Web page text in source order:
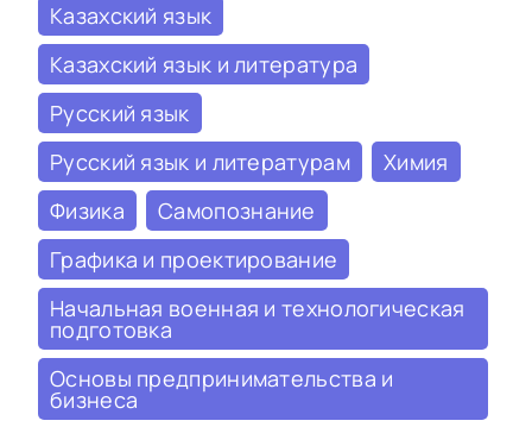
Казахский язык
Казахский язык и литература
Русский язык
Русский язык и литературам
Химия
Физика
Самопознание
Графика и проектирование
Начальная военная и технологическая
подготовка
Основы предпринимательства и
бизнеса